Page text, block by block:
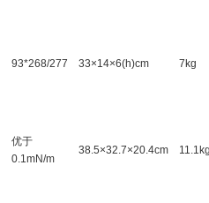
93*268/277 33×14×6(h)cm 7kg
优于
0.1mN/m
38.5×32.7×20.4cm